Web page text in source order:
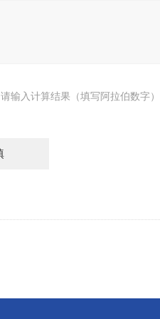
请输入计算结果（填写阿拉伯数字